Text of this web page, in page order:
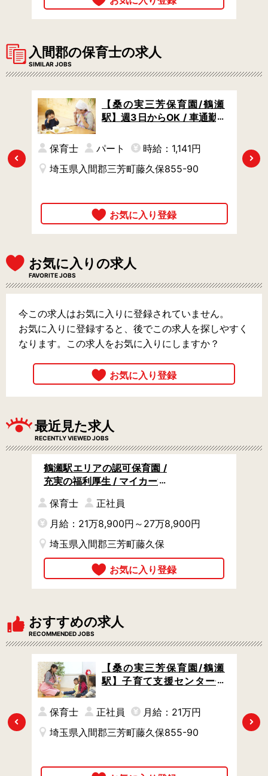
入間郡の保育士の求人
SIMILAR JOBS
Previous
【桑の実三芳保育園/鶴瀬
駅】週3日からOK / 車通勤O
保育士 パート
時給：1,141円
埼玉県入間郡三芳町藤久保855-90
Next
お気に入りの求人
FAVORITE JOBS
今この求人はお気に入りに登録されていません。
お気に入りに登録すると、後でこの求人を探しやすく
なります。この求人をお気に入りにしますか？
最近見た求人
RECENTLY VIEWED JOBS
鶴瀬駅エリアの認可保育園 /
充実の福利厚生 / マイカー通
保育士
正社員
月給：21万8,900円～27万8,900円
埼玉県入間郡三芳町藤久保
おすすめの求人
RECOMMENDED JOBS
Previous
【桑の実三芳保育園/鶴瀬
駅】子育て支援センター併
妹園に派遣実績あり
保育士 正社員
月給：21万円
埼玉県入間郡三芳町藤久保855-90
Next